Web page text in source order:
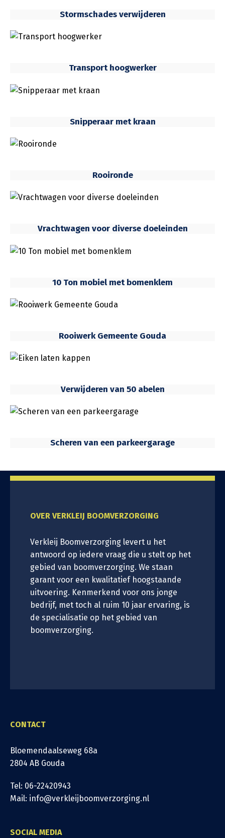
Stormschades verwijderen
Transport hoogwerker
Snipperaar met kraan
Rooironde
Vrachtwagen voor diverse doeleinden
10 Ton mobiel met bomenklem
Rooiwerk Gemeente Gouda
Verwijderen van 50 abelen
Scheren van een parkeergarage
OVER VERKLEIJ BOOMVERZORGING
Verkleij Boomverzorging levert u het
antwoord op iedere vraag die u stelt op het
gebied van boomverzorging. We staan
garant voor een kwalitatief hoogstaande
uitvoering. Kenmerkend voor ons jonge
bedrijf, met toch al ruim 10 jaar ervaring, is
de specialisatie op het gebied van
boomverzorging.
CONTACT
Bloemendaalseweg 68a
2804 AB Gouda
Tel: 06-22420943
Mail: info@verkleijboomverzorging.nl
SOCIAL MEDIA